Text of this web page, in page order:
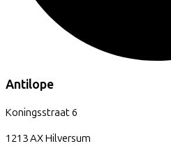
Antilope
Koningsstraat6
1213 AXHilversum